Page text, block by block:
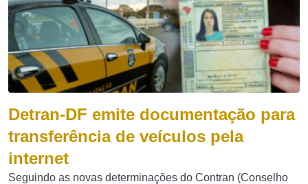
Detran-DF emite documentação para
transferência de veículos pela
internet
Seguindo as novas determinações do Contran (Conselho